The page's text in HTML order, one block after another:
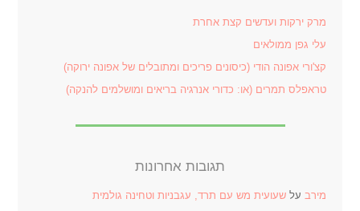
מרק ירקות ועדשים קצת אחרת
עלי גפן ממולאים
קצ'ורי אפונה הודי (כיסונים פריכים ומתובלים של אפונה ירוקה)
טראפלס תמרים (או: כדורי אנרגיה בריאים ומושלמים להנקה)
תגובות אחרונות
מירב עלשעועית מש עם תרד, עגבניות וטחינה גולמית